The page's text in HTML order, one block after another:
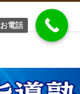
お電話